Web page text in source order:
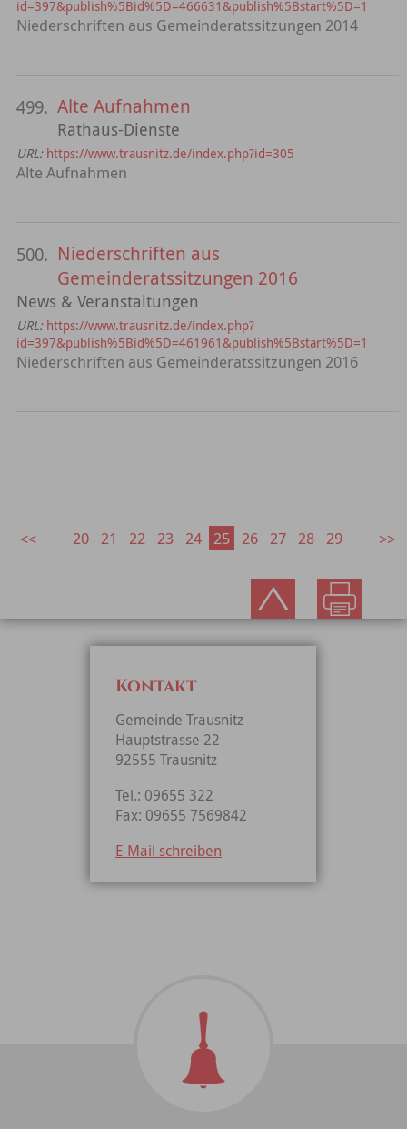
id=397&publish%5Bid%5D=466631&publish%5Bstart%5D=1
Niederschriften aus Gemeinderatssitzungen 2014
499. Alte Aufnahmen
Rathaus-Dienste
URL: https://www.trausnitz.de/index.php?id=305
Alte Aufnahmen
500. Niederschriften aus
Gemeinderatssitzungen 2016
News & Veranstaltungen
URL: https://www.trausnitz.de/index.php?
id=397&publish%5Bid%5D=461961&publish%5Bstart%5D=1
Niederschriften aus Gemeinderatssitzungen 2016
20 21 22 23 24 25 26 27 28 29
Kontakt
Gemeinde Trausnitz
Hauptstrasse 22
92555 Trausnitz
Tel.: 09655 322
Fax: 09655 7569842
E-Mail schreiben